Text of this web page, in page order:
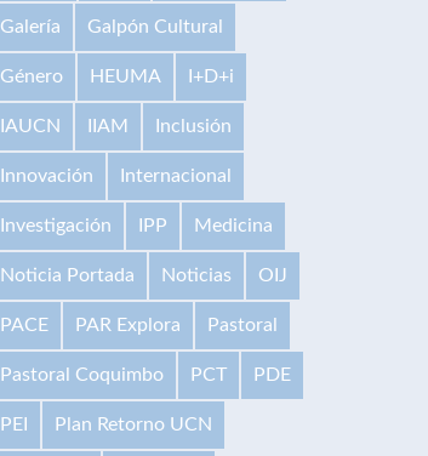
Galería Galpón Cultural
Género HEUMA I+D+i
IAUCN IIAM Inclusión
Innovación Internacional
Investigación IPP Medicina
Noticia Portada Noticias OIJ
PACE PAR Explora Pastoral
Pastoral Coquimbo PCT PDE
PEI Plan Retorno UCN